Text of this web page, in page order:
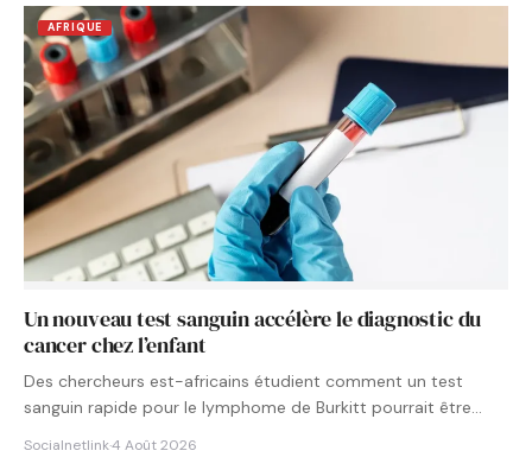
AFRIQUE
Un nouveau test sanguin accélère le diagnostic du
cancer chez l’enfant
Des chercheurs est-africains étudient comment un test
sanguin rapide pour le lymphome de Burkitt pourrait être
Socialnetlink·4 Août 2026